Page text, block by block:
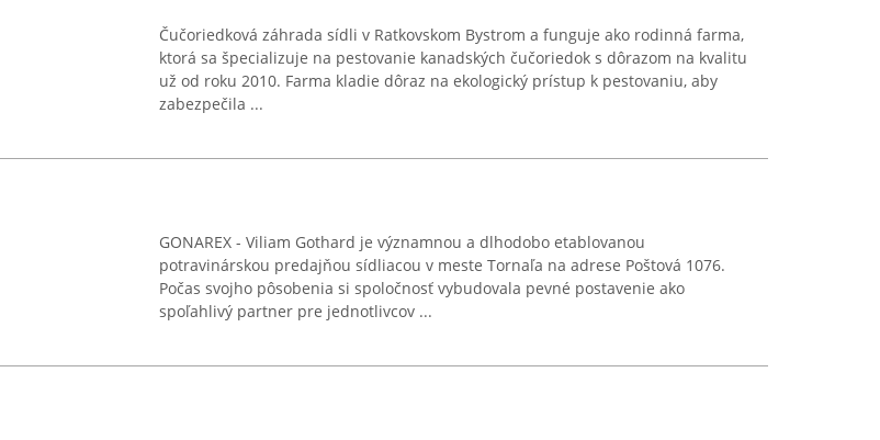
Čučoriedková záhrada sídli v Ratkovskom Bystrom a funguje ako rodinná farma,
ktorá sa špecializuje na pestovanie kanadských čučoriedok s dôrazom na kvalitu
už od roku 2010. Farma kladie dôraz na ekologický prístup k pestovaniu, aby
zabezpečila ...
GONAREX - Viliam Gothard je významnou a dlhodobo etablovanou
potravinárskou predajňou sídliacou v meste Tornaľa na adrese Poštová 1076.
Počas svojho pôsobenia si spoločnosť vybudovala pevné postavenie ako
spoľahlivý partner pre jednotlivcov ...